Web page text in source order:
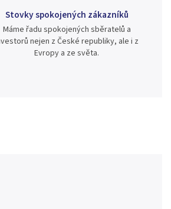
Stovky spokojených zákazníků
Máme řadu spokojených sběratelů a
nejen z České republiky, ale i z
Evropy a ze světa.